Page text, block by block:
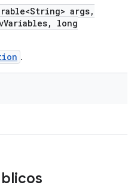
args,
Variables,
long
.